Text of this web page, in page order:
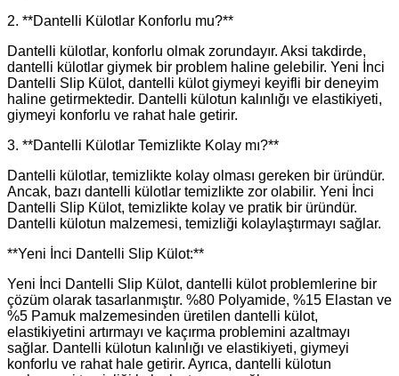
2. **Dantelli Külotlar Konforlu mu?**
Dantelli külotlar, konforlu olmak zorundayır. Aksi takdirde,
dantelli külotlar giymek bir problem haline gelebilir. Yeni İnci
Dantelli Slip Külot, dantelli külot giymeyi keyifli bir deneyim
haline getirmektedir. Dantelli külotun kalınlığı ve elastikiyeti,
giymeyi konforlu ve rahat hale getirir.
3. **Dantelli Külotlar Temizlikte Kolay mı?**
Dantelli külotlar, temizlikte kolay olması gereken bir üründür.
Ancak, bazı dantelli külotlar temizlikte zor olabilir. Yeni İnci
Dantelli Slip Külot, temizlikte kolay ve pratik bir üründür.
Dantelli külotun malzemesi, temizliği kolaylaştırmayı sağlar.
**Yeni İnci Dantelli Slip Külot:**
Yeni İnci Dantelli Slip Külot, dantelli külot problemlerine bir
çözüm olarak tasarlanmıştır. %80 Polyamide, %15 Elastan ve
%5 Pamuk malzemesinden üretilen dantelli külot,
elastikiyetini artırmayı ve kaçırma problemini azaltmayı
sağlar. Dantelli külotun kalınlığı ve elastikiyeti, giymeyi
konforlu ve rahat hale getirir. Ayrıca, dantelli külotun